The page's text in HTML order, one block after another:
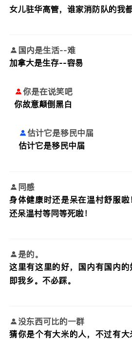
女儿驻华高管，谁家消防队的我
国内是生活--难
加拿大是生存--容易
你是在说笑吧
你故意颠倒黑白
估计它是移民中届
估计它是移民中届
同感
身体健康时还是呆在温村舒服
还呆温村等同等死啦！
是的。
这里有这里的好，国内有国内
即我乡。不必踩。
没东西可比的一群
猜你是个有大米的人，不过有